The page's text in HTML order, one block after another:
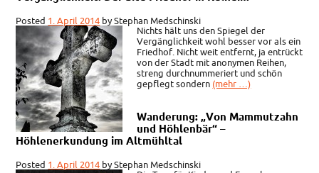
Posted 1. April 2014 byStephan Medschinski
Nichts hält uns den Spiegel der
Vergänglichkeit wohl besser vor als ein
Friedhof. Nicht weit entfernt, ja entrückt
von der Stadt mit anonymen Reihen,
streng durchnummeriert und schön
gepflegt sondern (mehr …)
Wanderung: „Von Mammutzahn
und Höhlenbär“ –
Höhlenerkundung im Altmühltal
Posted 1. April 2014 byStephan Medschinski